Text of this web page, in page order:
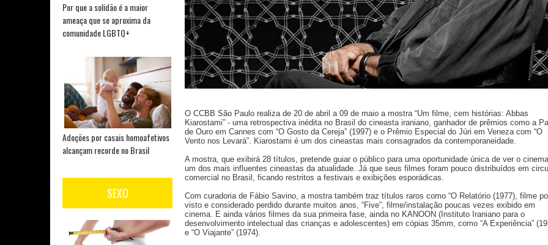
Por que a solidão é a maior
ameaça que se aproxima da
comunidade LGBTQ+
Adoções por casais homoafetivos
alcançam recorde no Brasil
SEXO
O CCBB São Paulo realiza de 20 de abril a 09 de maio a mostra “Um filme, cem histórias: Abbas
Kiarostami” - uma retrospectiva inédita no Brasil do cineasta iraniano, ganhador de prêmios como a
de Ouro em Cannes com “O Gosto da Cereja” (1997) e o Prêmio Especial do Júri em Veneza com “O
Vento nos Levará”. Kiarostami é um dos cineastas mais consagrados da contemporaneidade.
A mostra, que exibirá 28 títulos, pretende guiar o público para uma oportunidade única de ver o
um dos mais influentes cineastas da atualidade. Já que seus filmes foram pouco distribuídos em
comercial no Brasil, ficando restritos a festivais e exibições esporádicas.
Com curadoria de Fábio Savino, a mostra também traz títulos raros como “O Relatório (1977), filme
visto e considerado perdido durante muitos anos, “Five”, filme/instalação poucas vezes exibido em
cinema. E ainda vários filmes da sua primeira fase, ainda no KANOON (Instituto Iraniano para o
desenvolvimento intelectual das crianças e adolescentes) em cópias 35mm, como “A Experiência”
e “O Viajante” (1974).